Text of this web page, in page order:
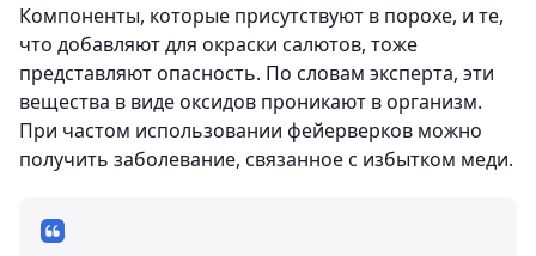
Компоненты, которые присутствуют в порохе, и те,
что добавляют для окраски салютов, тоже
представляют опасность. По словам эксперта, эти
вещества в виде оксидов проникают в организм.
При частом использовании фейерверков можно
получить заболевание, связанное с избытком меди.